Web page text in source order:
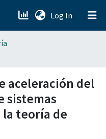
Log In (current)
aceleración del
sistemas
teoría de